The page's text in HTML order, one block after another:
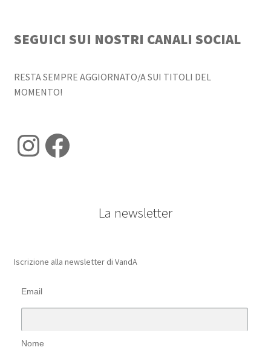
SEGUICI SUI NOSTRI CANALI SOCIAL
RESTA SEMPRE AGGIORNATO/A SUI TITOLI DEL
MOMENTO!
Instagram
Facebook
La newsletter
Iscrizione alla newsletter di VandA
Email
Nome